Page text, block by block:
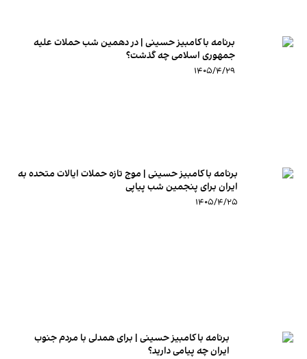
برنامه با کامبیز حسینی | در دهمین شب حملات علیه
جمهوری اسلامی چه گذشت؟
۱۴۰۵/۴/۲۹
برنامه با کامبیز حسینی | موج تازه حملات ایالات متحده به
ایران برای پنجمین شب پیاپی
۱۴۰۵/۴/۲۵
برنامه با کامبیز حسینی | برای همدلی با مردم جنوب
ایران چه پیامی دارید؟